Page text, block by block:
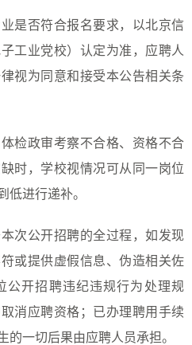
是否符合报名要求，以北京信
工业党校）认定为准，应聘人
视为同意和接受本公告相关条
检政审考察不合格、资格不合
时，学校视情况可从同一岗位
低进行递补。
次公开招聘的全过程，如发现
或提供虚假信息、伪造相关佐
公开招聘违纪违规行为处理规
消应聘资格；已办理聘用手续
的一切后果由应聘人员承担。